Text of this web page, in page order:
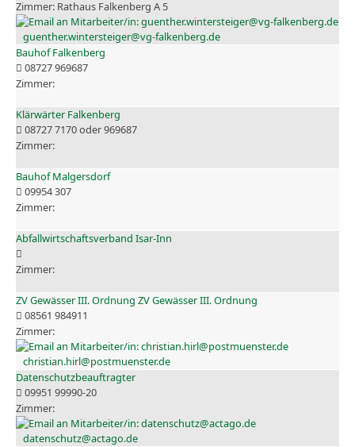
Rathaus Falkenberg A 5
guenther.wintersteiger@vg-falkenberg.de
Bauhof Falkenberg
08727 969687
Klärwärter Falkenberg
08727 7170 oder 969687
Bauhof Malgersdorf
09954 307
Abfallwirtschaftsverband Isar-Inn
ZV Gewässer III. Ordnung ZV Gewässer III. Ordnung
08561 984911
christian.hirl@postmuenster.de
Datenschutzbeauftragter
09951 99990-20
datenschutz@actago.de